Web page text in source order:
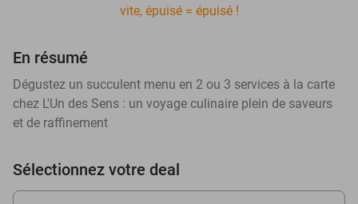
vite, épuisé = épuisé !
En résumé
Dégustez un succulent menu en 2 ou 3 services à la carte
chez L'Un des Sens : un voyage culinaire plein de saveurs
et de raffinement
Sélectionnez votre deal